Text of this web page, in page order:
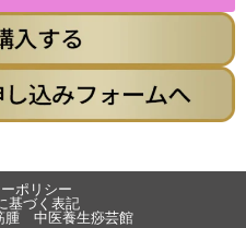
ポリシー
基づく表記
腫 中医養生痧芸館